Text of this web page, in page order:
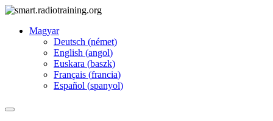
Magyar
Deutsch (német)
English (angol)
Euskara (baszk)
Français (francia)
Español (spanyol)